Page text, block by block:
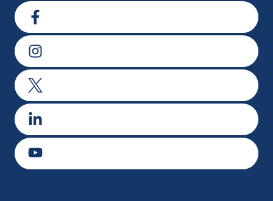
Ga naar Facebook
Ga naar Instagram
Ga naar X
Ga naar LinkedIn
Ga naar Youtube